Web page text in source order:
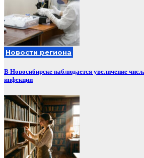
Новости региона
В Новосибирске наблюдается увеличение
инфекции